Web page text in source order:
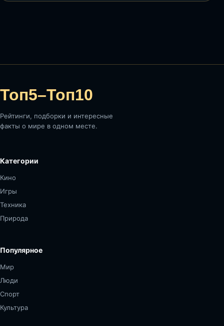
Топ5–Топ10
Рейтинги, подборки и интересные
факты о мире в одном месте.
Категории
Кино
Игры
Техника
Природа
Популярное
Мир
Люди
Спорт
Культура